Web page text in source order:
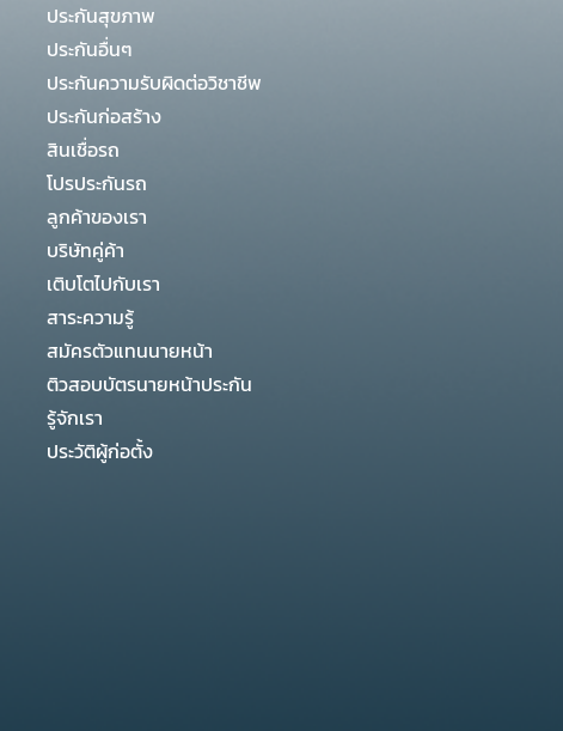
ประกันสุขภาพ
ประกันอื่นๆ
ประกันความรับผิดต่อวิชาชีพ
ประกันก่อสร้าง
สินเชื่อรถ
โปรประกันรถ
ลูกค้าของเรา
บริษัทคู่ค้า
เติบโตไปกับเรา
สาระความรู้
สมัครตัวแทนนายหน้า
ติวสอบบัตรนายหน้าประกัน
รู้จักเรา
ประวัติผู้ก่อตั้ง